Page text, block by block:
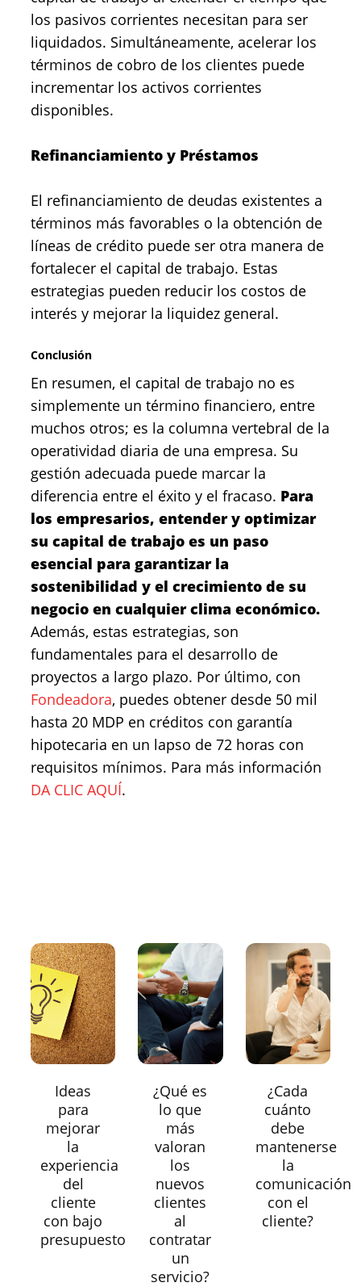
los pasivos corrientes necesitan para ser
liquidados. Simultáneamente, acelerar los
términos de cobro de los clientes puede
incrementar los activos corrientes
disponibles.
Refinanciamiento y Préstamos
El refinanciamiento de deudas existentes a
términos más favorables o la obtención de
líneas de crédito puede ser otra manera de
fortalecer el capital de trabajo. Estas
estrategias pueden reducir los costos de
interés y mejorar la liquidez general.
Conclusión
En resumen, el capital de trabajo no es
simplemente un término financiero, entre
muchos otros; es la columna vertebral de la
operatividad diaria de una empresa. Su
gestión adecuada puede marcar la
diferencia entre el éxito y el fracaso. Para
los empresarios, entender y optimizar
su capital de trabajo es un paso
esencial para garantizar la
sostenibilidad y el crecimiento de su
negocio en cualquier clima económico.
Además, estas estrategias, son
fundamentales para el desarrollo de
proyectos a largo plazo. Por último, con
Fondeadora, puedes obtener desde 50 mil
hasta 20 MDP en créditos con garantía
hipotecaria en un lapso de 72 horas con
requisitos mínimos. Para más información
DA CLIC AQUÍ.
Ideas
para
mejorar
la
experiencia
del
cliente
con bajo
presupuesto
¿Qué es
lo que
más
valoran
los
nuevos
clientes
al
contratar
un
servicio?
¿Cada
cuánto
debe
mantenerse
la
comunicación
con el
cliente?